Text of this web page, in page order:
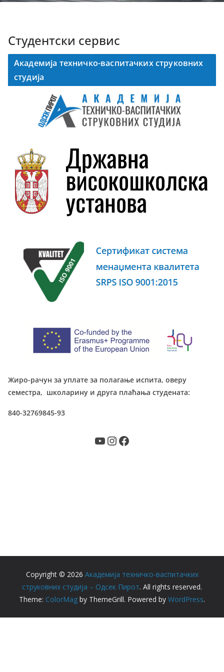
Студентски сервис
Академија техничко-васпитачких струковних
студија
Жиро-рачун за уплате за полагање испита, оверу
семестра, школарину и друга плаћања студената:
840-32769845-93
YouTube InstagramFacebook
Copyright © 2026 Академија техничко-васпитачких
струковних студија – Одсек Пирот. All rights reserved.
Theme: ColorMag by ThemeGrill. Powered by WordPress.